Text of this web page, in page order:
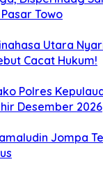
Towo
Utara
Cacat Hukum!
Polres
Desember 2026
Jompa